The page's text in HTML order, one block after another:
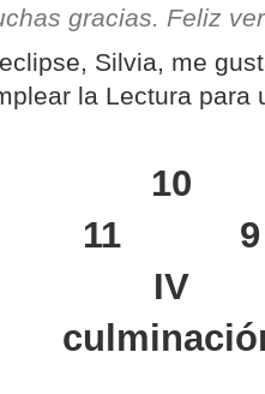
gracias. Feliz
Silvia, me
la Lectura para
10
11 9
IV